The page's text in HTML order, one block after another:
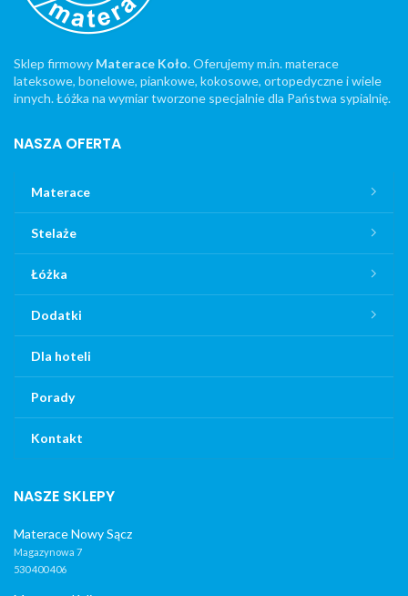
Sklep firmowy Materace Koło. Oferujemy m.in. materace
lateksowe, bonelowe, piankowe, kokosowe, ortopedyczne i wiele
innych. Łóżka na wymiar tworzone specjalnie dla Państwa sypialnię.
NASZA OFERTA
Materace
Stelaże
Łóżka
Dodatki
Dla hoteli
Porady
Kontakt
NASZE SKLEPY
Materace Nowy Sącz
Magazynowa 7
530 400 406